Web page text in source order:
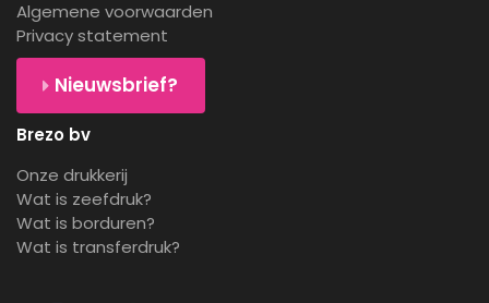
Algemene voorwaarden
Privacy statement
Nieuwsbrief?
Brezo bv
Onze drukkerij
Wat is zeefdruk?
Wat is borduren?
Wat is transferdruk?